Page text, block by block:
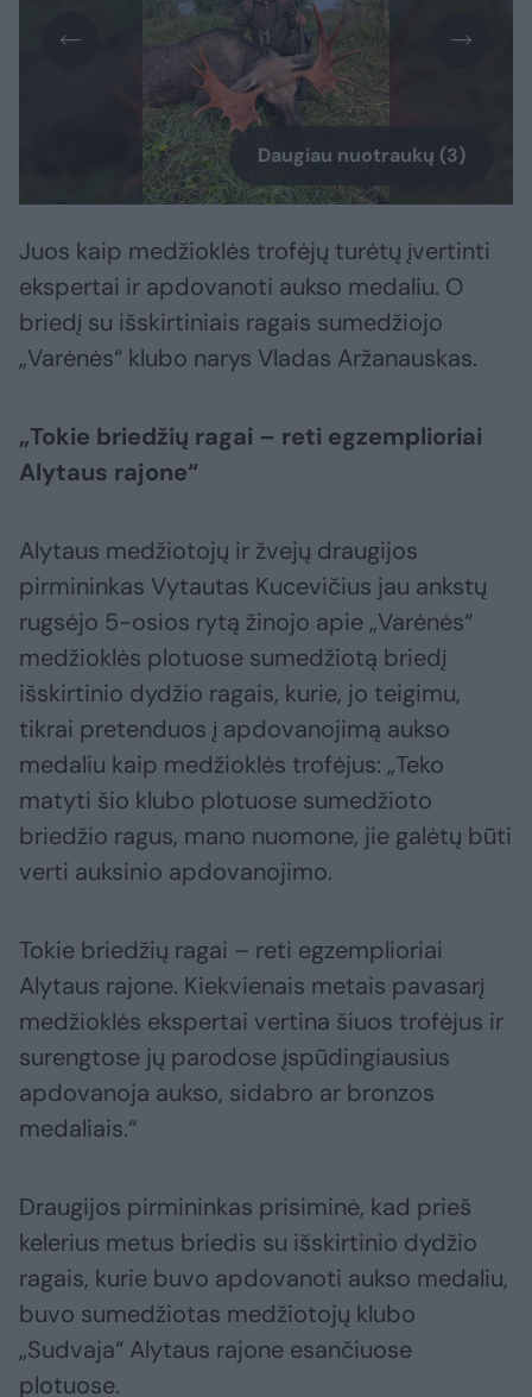
Daugiau nuotraukų (3)
Juos kaip medžioklės trofėjų turėtų įvertinti
ekspertai ir apdovanoti aukso medaliu. O
briedį su išskirtiniais ragais sumedžiojo
„Varėnės“ klubo narys Vladas Aržanauskas.
„Tokie briedžių ragai – reti egzemplioriai
Alytaus rajone“
Alytaus medžiotojų ir žvejų draugijos
pirmininkas Vytautas Kucevičius jau ankstų
rugsėjo 5-osios rytą žinojo apie „Varėnės“
medžioklės plotuose sumedžiotą briedį
išskirtinio dydžio ragais, kurie, jo teigimu,
tikrai pretenduos į apdovanojimą aukso
medaliu kaip medžioklės trofėjus: „Teko
matyti šio klubo plotuose sumedžioto
briedžio ragus, mano nuomone, jie galėtų būti
verti auksinio apdovanojimo.
Tokie briedžių ragai – reti egzemplioriai
Alytaus rajone. Kiekvienais metais pavasarį
medžioklės ekspertai vertina šiuos trofėjus ir
surengtose jų parodose įspūdingiausius
apdovanoja aukso, sidabro ar bronzos
medaliais.“
Draugijos pirmininkas prisiminė, kad prieš
kelerius metus briedis su išskirtinio dydžio
ragais, kurie buvo apdovanoti aukso medaliu,
buvo sumedžiotas medžiotojų klubo
„Sudvaja“ Alytaus rajone esančiuose
plotuose.